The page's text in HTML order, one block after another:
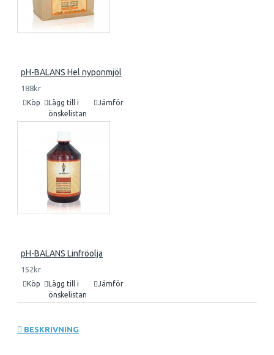
pH-BALANS Hel nyponmjöl
188kr
Köp
Lägg till i
önskelistan
Jämför
pH-BALANS Linfröolja
152kr
Köp
Lägg till i
önskelistan
Jämför
BESKRIVNING